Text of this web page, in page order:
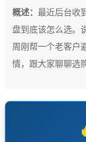
概述： 最近后台收
盘到底该怎么选。
周刚帮一个老客户
情，跟大家聊聊选